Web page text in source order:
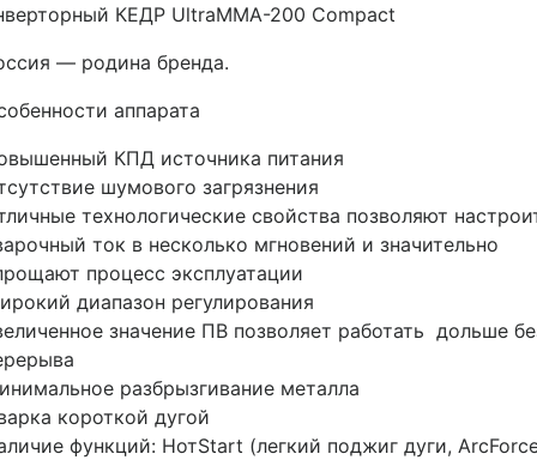
КЕДР UltraMMA-200 Compact
— родина бренда.
аппарата
КПД источника питания
шумового загрязнения
технологические свойства позволяют
ток в несколько мгновений и значительно
процесс эксплуатации
диапазон регулирования
значение ПВ позволяет работать дольше
разбрызгивание металла
короткой дугой
функций: НотStart (легкий поджиг дуги,